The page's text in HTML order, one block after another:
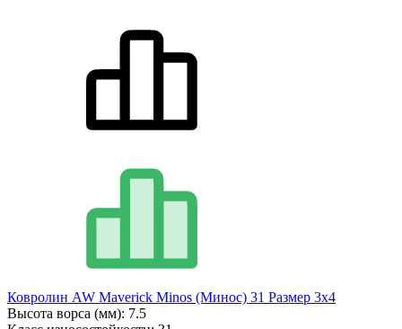
Ковролин AW Maverick Minos (Минос) 31 Размер 3х4
Высота ворса (мм): 7.5